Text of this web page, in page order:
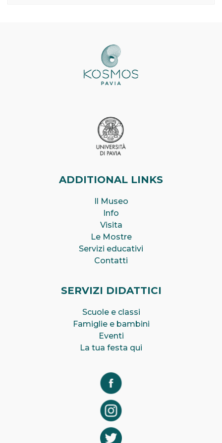
ADDITIONAL LINKS
Il Museo
Info
Visita
Le Mostre
Servizi educativi
Contatti
SERVIZI DIDATTICI
Scuole e classi
Famiglie e bambini
Eventi
La tua festa qui